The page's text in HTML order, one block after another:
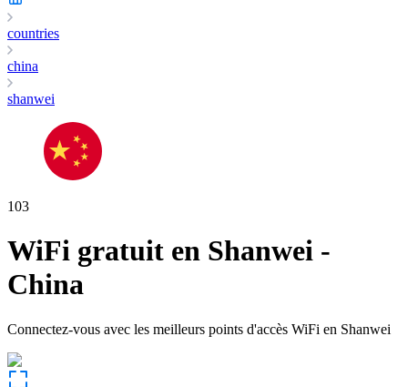
countries
china
shanwei
103
WiFi gratuit en Shanwei -
China
Connectez-vous avec les meilleurs points d'accès WiFi en Shanwei